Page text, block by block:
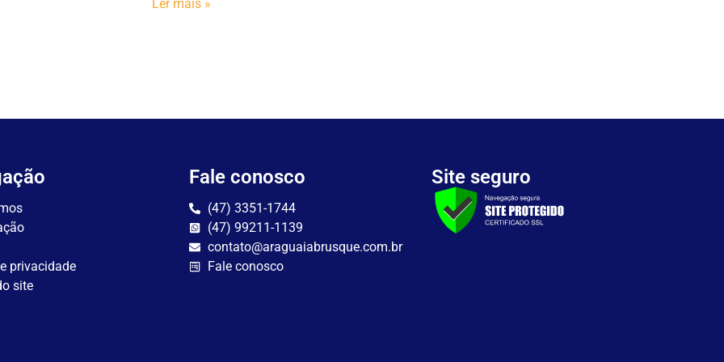
Ler mais »
privacidade
site
Fale conosco
(47) 3351-1744
(47) 99211-1139
contato@araguaiabrusque.com.br
Fale conosco
Site seguro